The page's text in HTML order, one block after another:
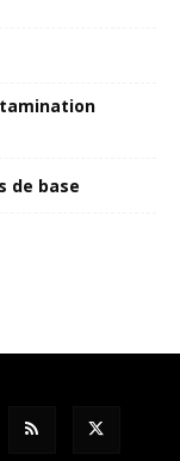
de base